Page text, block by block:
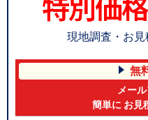
現地調査・お
無
メー
簡単に お見